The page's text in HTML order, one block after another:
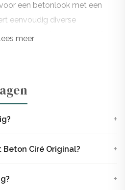
een betonlook met een
eenvoudig diverse
kleurpakket aanvragen. Hier
aanvragen.
op kleur naar keuze.
meer
Ciré Original?